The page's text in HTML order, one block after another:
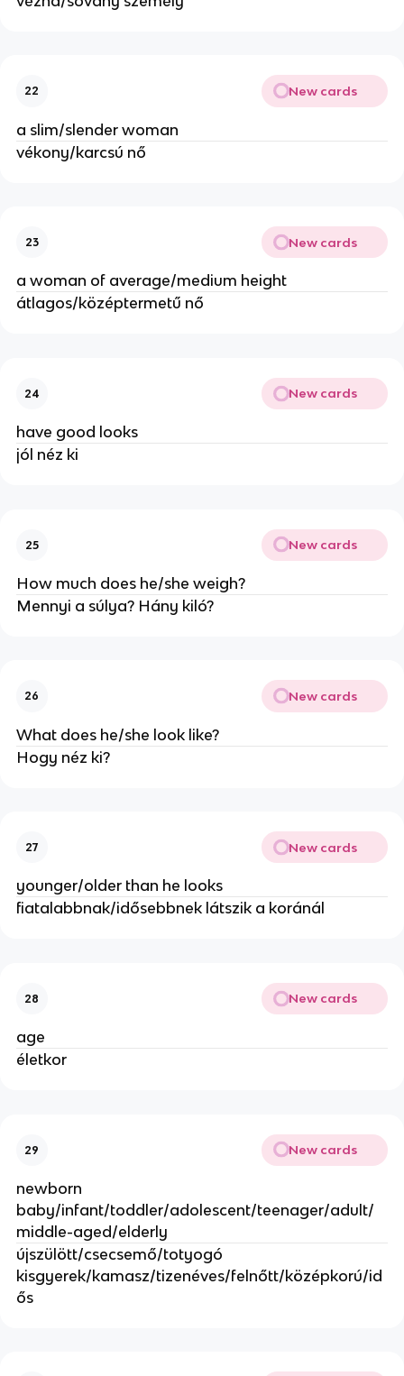
22 New cards
a slim/slender woman
vékony/karcsú nő
23 New cards
a woman of average/medium height
átlagos/középtermetű nő
24 New cards
have good looks
jól néz ki
25 New cards
How much does he/she weigh?
Mennyi a súlya? Hány kiló?
26 New cards
What does he/she look like?
Hogy néz ki?
27 New cards
younger/older than he looks
fiatalabbnak/idősebbnek látszik a koránál
28 New cards
age
életkor
29 New cards
newborn
baby/infant/toddler/adolescent/teenager/adult/
middle-aged/elderly
újszülött/csecsemő/totyogó
kisgyerek/kamasz/tizenéves/felnőtt/középkorú/id
ős